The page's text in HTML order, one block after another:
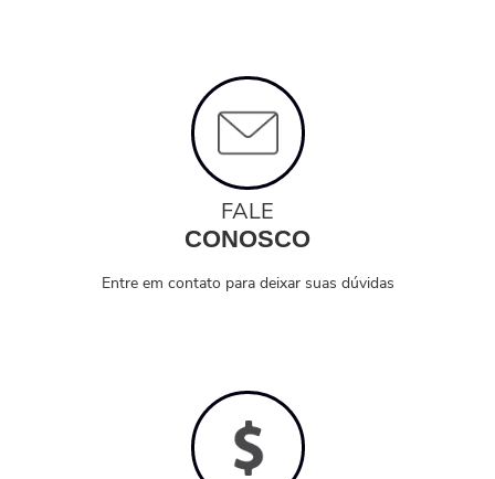
FALE
CONOSCO
Entre em contato para deixar suas dúvidas